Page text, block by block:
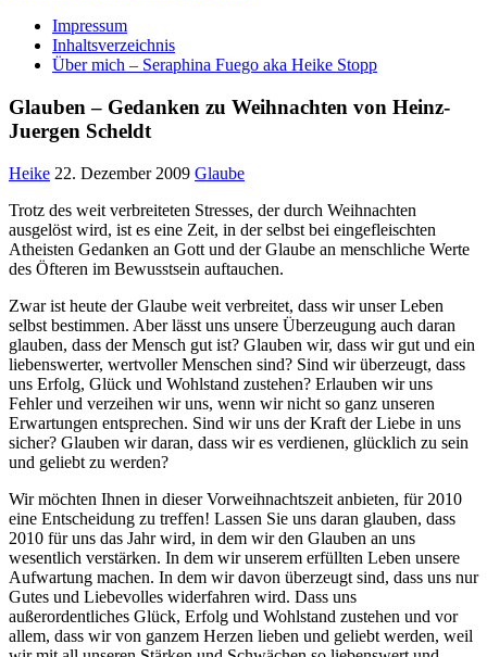
Impressum
Inhaltsverzeichnis
Über mich – Seraphina Fuego aka Heike Stopp
Glauben – Gedanken zu Weihnachten von Heinz-
Juergen Scheldt
Heike 22. Dezember 2009 Glaube
Trotz des weit verbreiteten Stresses, der durch Weihnachten
ausgelöst wird, ist es eine Zeit, in der selbst bei eingefleischten
Atheisten Gedanken an Gott und der Glaube an menschliche Werte
des Öfteren im Bewusstsein auftauchen.
Zwar ist heute der Glaube weit verbreitet, dass wir unser Leben
selbst bestimmen. Aber lässt uns unsere Überzeugung auch daran
glauben, dass der Mensch gut ist? Glauben wir, dass wir gut und ein
liebenswerter, wertvoller Menschen sind? Sind wir überzeugt, dass
uns Erfolg, Glück und Wohlstand zustehen? Erlauben wir uns
Fehler und verzeihen wir uns, wenn wir nicht so ganz unseren
Erwartungen entsprechen. Sind wir uns der Kraft der Liebe in uns
sicher? Glauben wir daran, dass wir es verdienen, glücklich zu sein
und geliebt zu werden?
Wir möchten Ihnen in dieser Vorweihnachtszeit anbieten, für 2010
eine Entscheidung zu treffen! Lassen Sie uns daran glauben, dass
2010 für uns das Jahr wird, in dem wir den Glauben an uns
wesentlich verstärken. In dem wir unserem erfüllten Leben unsere
Aufwartung machen. In dem wir davon überzeugt sind, dass uns nur
Gutes und Liebevolles widerfahren wird. Dass uns
außerordentliches Glück, Erfolg und Wohlstand zustehen und vor
allem, dass wir von ganzem Herzen lieben und geliebt werden, weil